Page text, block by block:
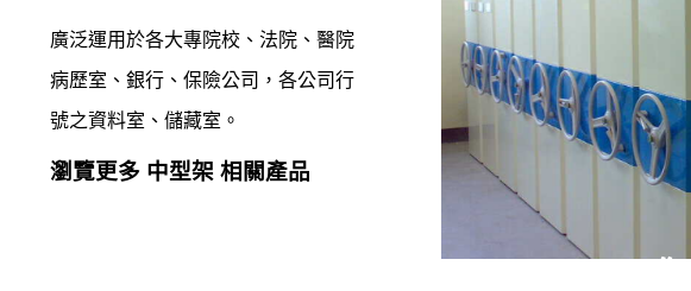
廣泛運用於各大專院校、法院、醫院
病歷室、銀行、保險公司，各公司行
號之資料室、儲藏室。
瀏覽更多 中型架 相關產品